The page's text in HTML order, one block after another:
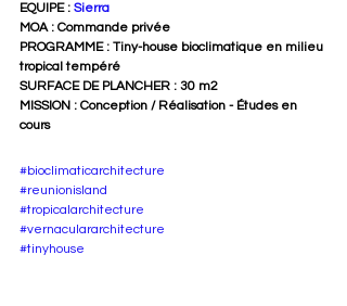
EQUIPE : Sierra
MOA : Commande privée
PROGRAMME : Tiny-house bioclimatique en milieu
tropical tempéré
SURFACE DE PLANCHER : 30 m2
MISSION : Conception / Réalisation - Études en
cours
#bioclimaticarchitecture
#reunionisland
#tropicalarchitecture
#vernaculararchitecture
#tinyhouse